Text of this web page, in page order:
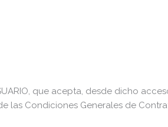
que acepta, desde dicho
las Condiciones Generales de